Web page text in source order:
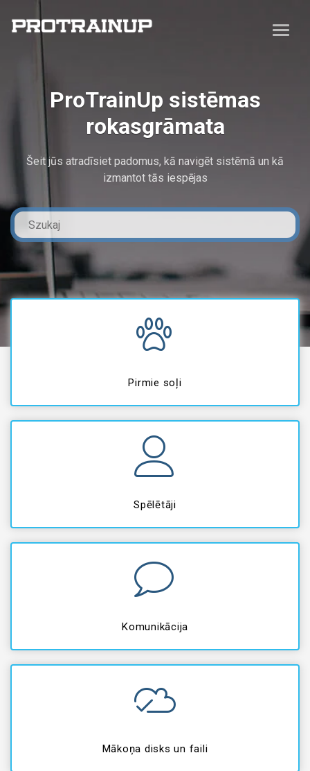
ProTrainUp sistēmas
rokasgrāmata
Šeit jūs atradīsiet padomus, kā navigēt sistēmā un kā
izmantot tās iespējas
Pirmie soļi
Spēlētāji
Komunikācija
Mākoņa disks un faili